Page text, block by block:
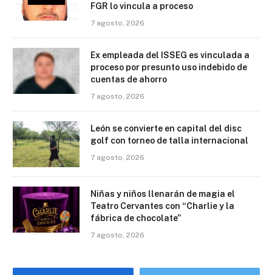
FGR lo vincula a proceso
7 agosto, 2026
Ex empleada del ISSEG es vinculada a
proceso por presunto uso indebido de
cuentas de ahorro
7 agosto, 2026
León se convierte en capital del disc
golf con torneo de talla internacional
7 agosto, 2026
Niñas y niños llenarán de magia el
Teatro Cervantes con “Charlie y la
fábrica de chocolate”
7 agosto, 2026